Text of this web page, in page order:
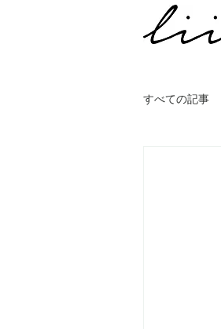
すべての記事